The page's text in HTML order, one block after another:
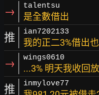
→ talentsu
是全數借出
推 ian7202133
我的正二3%借出
→ wings0610
...3% 明天我收回
推 inmylove77